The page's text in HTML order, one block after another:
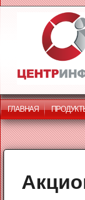
ГЛАВНАЯ